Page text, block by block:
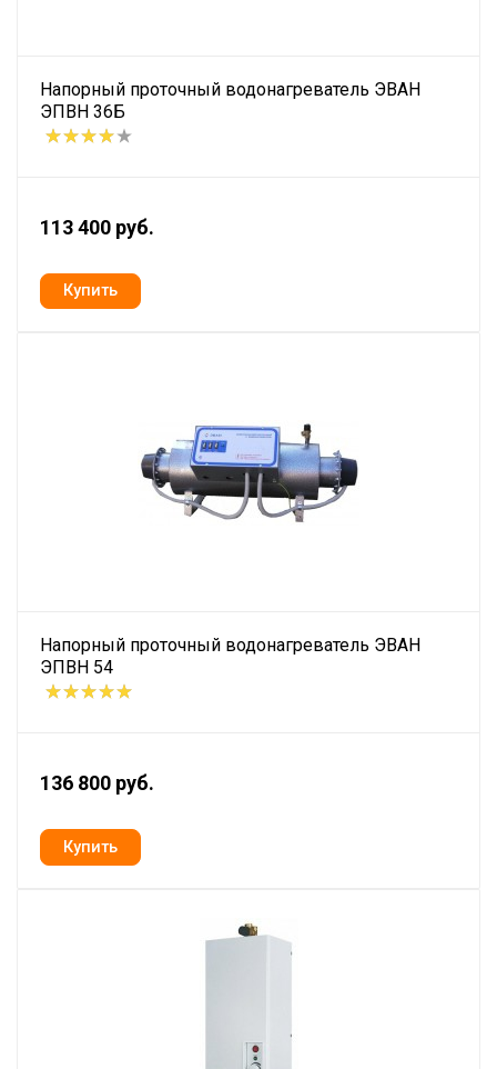
Напорный проточный водонагреватель ЭВАН
ЭПВН 36Б
113 400 руб.
Напорный проточный водонагреватель ЭВАН
ЭПВН 54
136 800 руб.